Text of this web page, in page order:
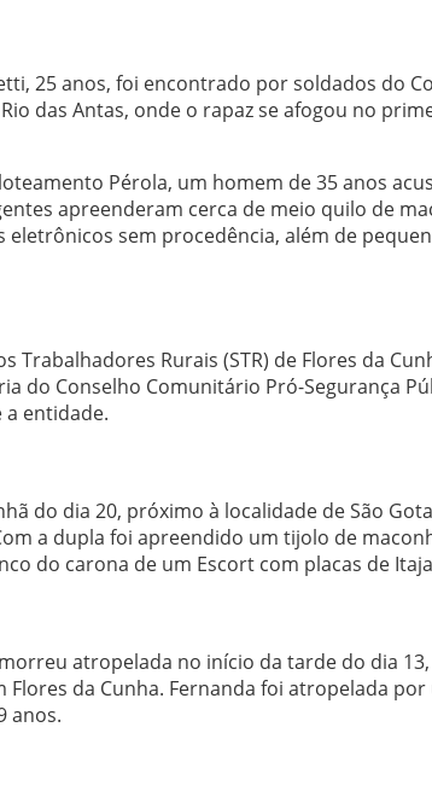
25 anos, foi encontrado por soldados do
das Antas, onde o rapaz se afogou no
Pérola, um homem de 35 anos
apreenderam cerca de meio quilo de
eletrônicos sem procedência, além de
Trabalhadores Rurais (STR) de Flores da
do Conselho Comunitário Pró-Segurança
a entidade.
do dia 20, próximo à localidade de São
a dupla foi apreendido um tijolo de
do carona de um Escort com placas de
atropelada no início da tarde do dia
Flores da Cunha. Fernanda foi atropelada por
anos.